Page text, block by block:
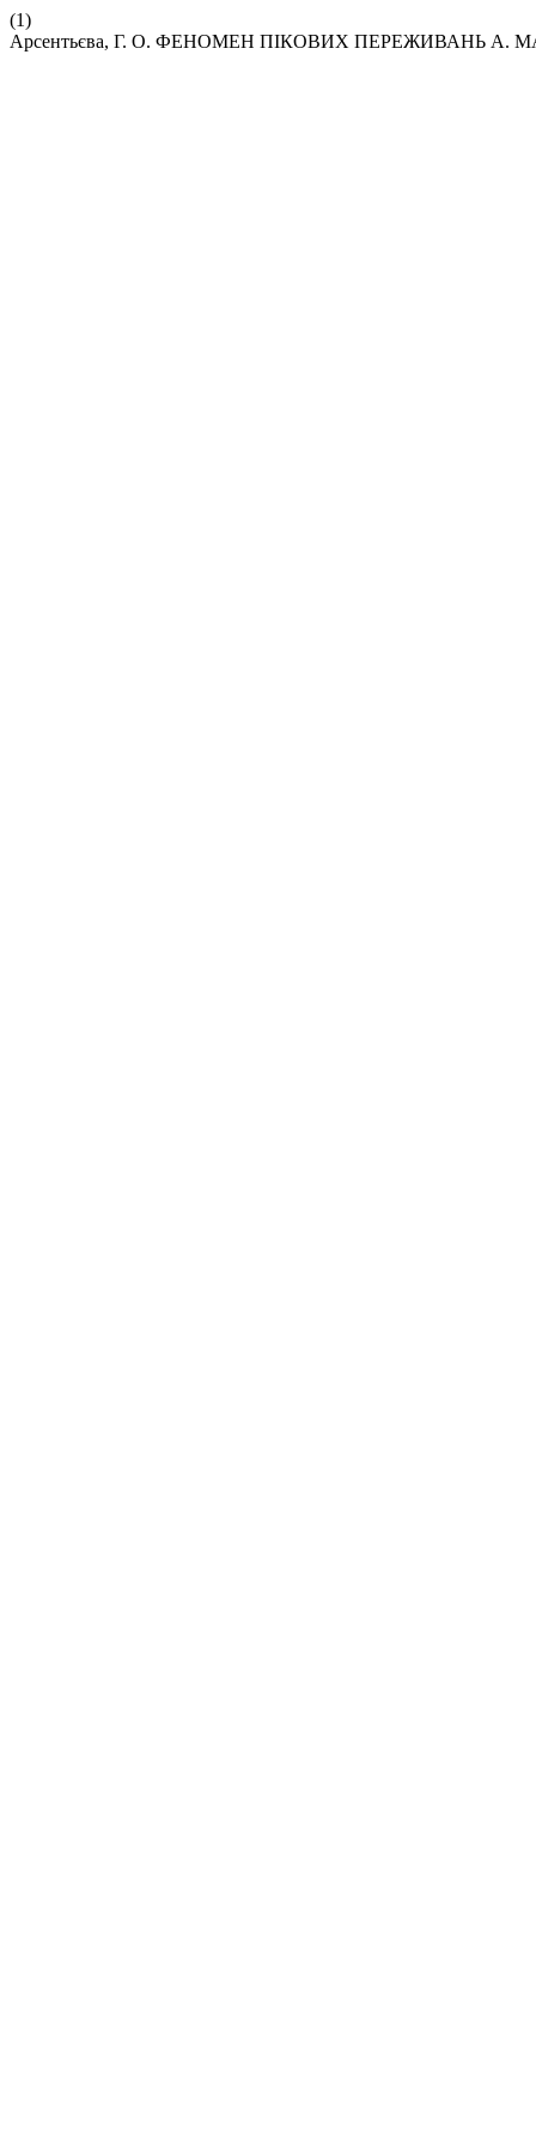
(1)
Арсентьєва, Г. О. ФЕНОМЕН ПІКОВИХ ПЕРЕЖИВАНЬ А.